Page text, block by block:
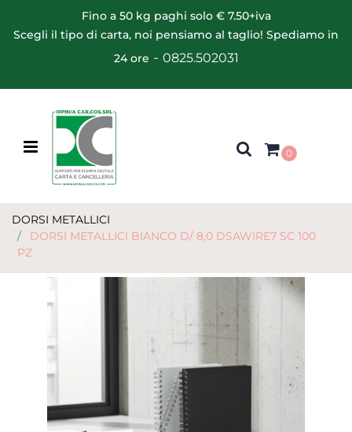
Fino a 50 kg paghi solo € 7.50+iva
Scegli il tipo di carta, noi pensiamo al taglio! Spediamo in
24 ore - 0825.502031
Open menu
0
DORSI METALLICI
DORSI METALLICI BIANCO D/ 8,0 DSAWIRE7 SC 100
PZ